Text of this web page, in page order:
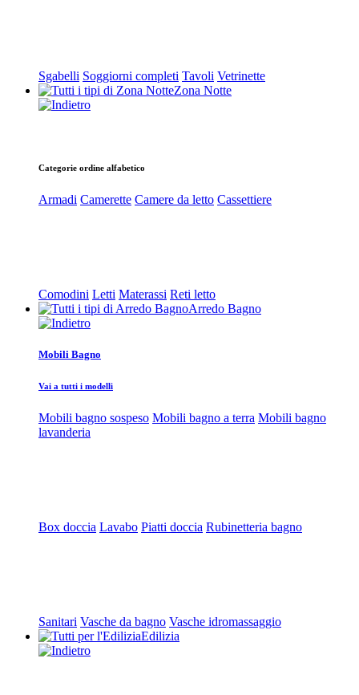
Sgabelli Soggiorni completi Tavoli Vetrinette
Zona Notte
Categorie ordine alfabetico
Armadi Camerette Camere da letto Cassettiere
Comodini Letti Materassi Reti letto
Arredo Bagno
Mobili Bagno
Vai a tutti i modelli
Mobili bagno sospeso Mobili bagno a terra Mobili bagno
lavanderia
Box doccia Lavabo Piatti doccia Rubinetteria bagno
Sanitari Vasche da bagno Vasche idromassaggio
Edilizia